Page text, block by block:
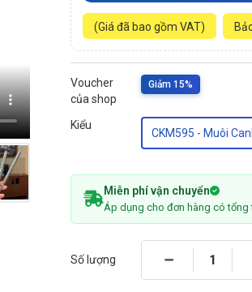
(Giá đã bao gồm VAT)
Voucher
của shop
Giảm 15%
Kiểu
CKM595 - Muôi
Miễn phí vận chuyển
Áp dụng cho đơn hàng có tổng
Số lượng